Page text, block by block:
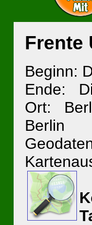
Frente
Beginn:
Ende:
Ort:
Berlin